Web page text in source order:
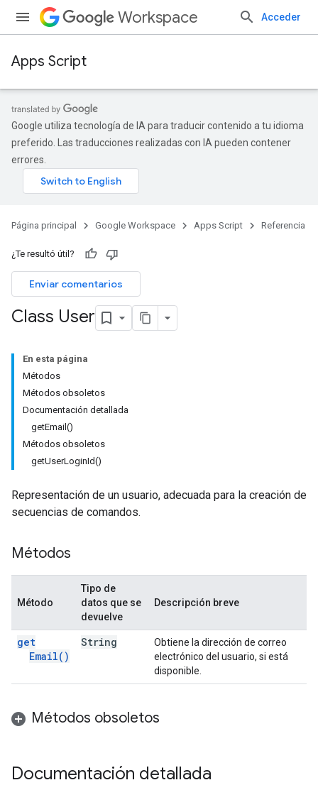
Workspace Acceder
Apps Script
Google utiliza tecnología de IA para traducir contenido a tu idioma
preferido. Las traducciones realizadas con IA pueden contener
errores.
Página principal Google Workspace Apps Script Referencia
¿Te resultó útil?
Enviar comentarios
Class User
En esta página
Métodos
Métodos obsoletos
Documentación detallada
getEmail()
Métodos obsoletos
getUserLoginId()
Representación de un usuario, adecuada para la creación de
secuencias de comandos.
Métodos
Método
Tipo de
datos que se
devuelve
Descripción breve
get
Email( )
String
Obtiene la dirección de correo
electrónico del usuario, si está
disponible.
Métodos obsoletos
Documentación detallada